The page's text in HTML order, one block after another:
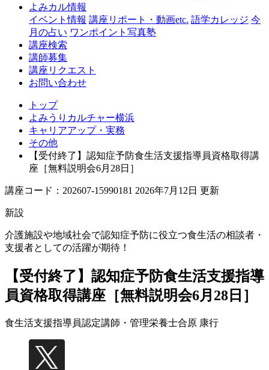
よみカル情報
イベント情報 講座リポート・動画etc. 語学カレッジ 今
月の占い ワンポイント写真塾
講座検索
講師募集
講座リクエスト
お問い合わせ
トップ
よみうりカルチャー横浜
キャリアアップ・実務
その他
【受付終了】認知症予防食生活支援指導員資格取得講
座［無料説明会6月28日］
講座コード：202607-15990181 2026年7月12日 更新
新設
介護施設や地域社会で認知症予防に役立つ食生活の相談者・
支援者としての活躍が期待！
【受付終了】認知症予防食生活支援指導
員資格取得講座［無料説明会6月28日］
食生活支援指導員認定講師・管理栄養士合原 康行